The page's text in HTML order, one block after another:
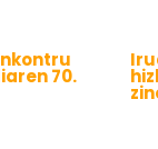
70.